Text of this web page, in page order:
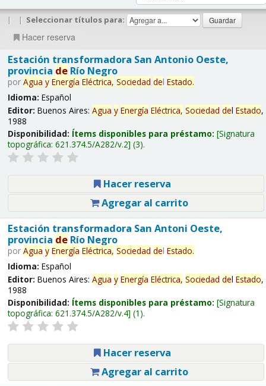
| | Seleccionar títulos para:
Hacer reserva
Estación transformadora San Antonio Oeste,
provincia deRío Negro
por Agua y Energía Eléctrica, Sociedad del Estado.
Idioma: Español
Editor: Buenos Aires: Agua y Energía Eléctrica, Sociedad del Estado,
1988
Disponibilidad: Ítems disponibles para préstamo: Signatura
topográfica: 621.374.5/A282/v.2 (3).
Hacer reserva
Agregar al carrito
Estación transformadora San Antoni Oeste,
provincia deRío Negro
por Agua y Energía Eléctrica, Sociedad del Estado.
Idioma: Español
Editor: Buenos Aires: Agua y Energía Eléctrica, Sociedad del Estado,
1988
Disponibilidad: Ítems disponibles para préstamo: Signatura
topográfica: 621.374.5/A282/v.4 (1).
Hacer reserva
Agregar al carrito